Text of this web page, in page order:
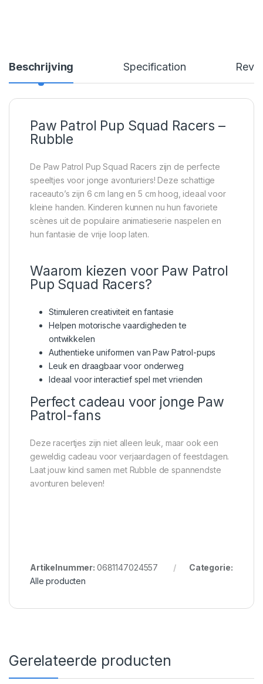
Beschrijving Specification
Paw Patrol Pup Squad Racers –
Rubble
De Paw Patrol Pup Squad Racers zijn de perfecte
speeltjes voor jonge avonturiers! Deze schattige
raceauto’s zijn 6 cm lang en 5 cm hoog, ideaal voor
kleine handen. Kinderen kunnen nu hun favoriete
scènes uit de populaire animatieserie naspelen en
hun fantasie de vrije loop laten.
Waarom kiezen voor Paw Patrol
Pup Squad Racers?
Stimuleren creativiteit en fantasie
Helpen motorische vaardigheden te
ontwikkelen
Authentieke uniformen van Paw Patrol-pups
Leuk en draagbaar voor onderweg
Ideaal voor interactief spel met vrienden
Perfect cadeau voor jonge Paw
Patrol-fans
Deze racertjes zijn niet alleen leuk, maar ook een
geweldig cadeau voor verjaardagen of feestdagen.
Laat jouw kind samen met Rubble de spannendste
avonturen beleven!
Artikelnummer: 0681147024557
Categorie:
Alle producten
Gerelateerde producten